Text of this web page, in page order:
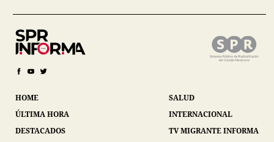
HOME
ÚLTIMA HORA
DESTACADOS
SALUD
INTERNACIONAL
TV MIGRANTE INFORMA